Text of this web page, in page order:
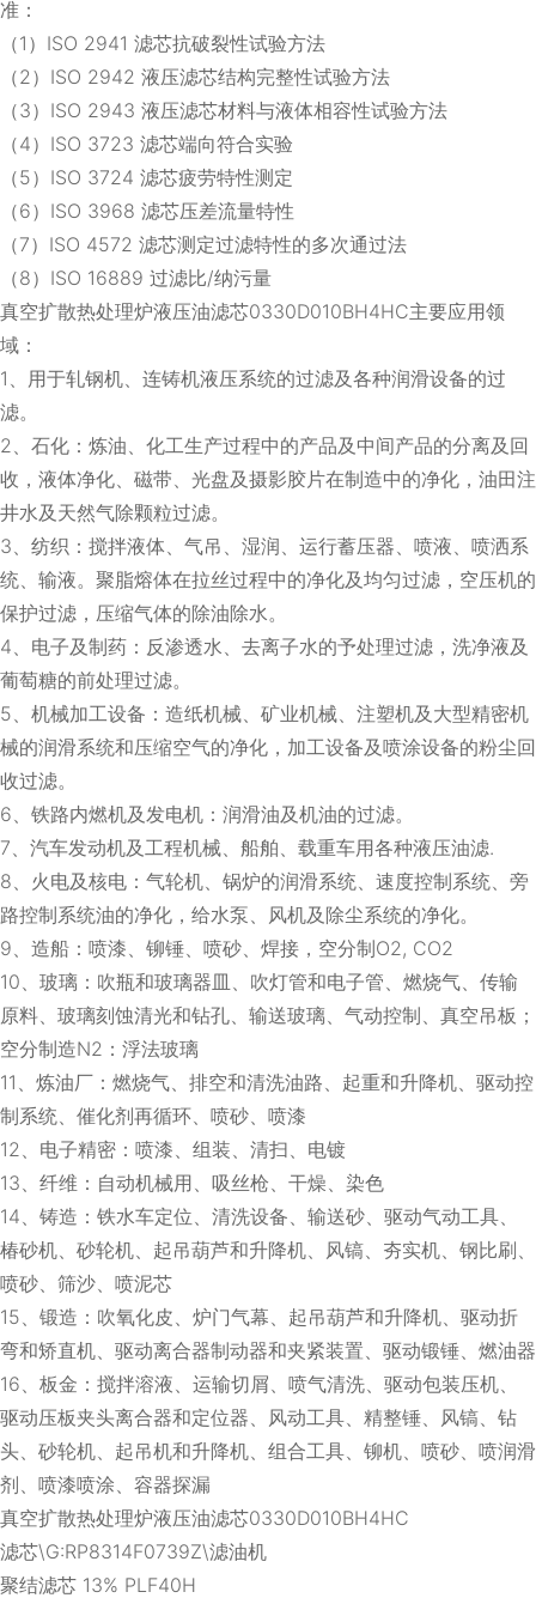
准：
（1）ISO 2941 滤芯抗破裂性试验方法
（2）ISO 2942 液压滤芯结构完整性试验方法
（3）ISO 2943 液压滤芯材料与液体相容性试验方法
（4）ISO 3723 滤芯端向符合实验
（5）ISO 3724 滤芯疲劳特性测定
（6）ISO 3968 滤芯压差流量特性
（7）ISO 4572 滤芯测定过滤特性的多次通过法
（8）ISO 16889 过滤比/纳污量
真空扩散热处理炉液压油滤芯0330D010BH4HC主要应用领
域：
1、用于轧钢机、连铸机液压系统的过滤及各种润滑设备的过
滤。
2、石化：炼油、化工生产过程中的产品及中间产品的分离及回
收，液体净化、磁带、光盘及摄影胶片在制造中的净化，油田注
井水及天然气除颗粒过滤。
3、纺织：搅拌液体、气吊、湿润、运行蓄压器、喷液、喷洒系
统、输液。聚脂熔体在拉丝过程中的净化及均匀过滤，空压机的
保护过滤，压缩气体的除油除水。
4、电子及制药：反渗透水、去离子水的予处理过滤，洗净液及
葡萄糖的前处理过滤。
5、机械加工设备：造纸机械、矿业机械、注塑机及大型精密机
械的润滑系统和压缩空气的净化，加工设备及喷涂设备的粉尘回
收过滤。
6、铁路内燃机及发电机：润滑油及机油的过滤。
7、汽车发动机及工程机械、船舶、载重车用各种液压油滤.
8、火电及核电：气轮机、锅炉的润滑系统、速度控制系统、旁
路控制系统油的净化，给水泵、风机及除尘系统的净化。
9、造船：喷漆、铆锤、喷砂、焊接，空分制O2, CO2
10、玻璃：吹瓶和玻璃器皿、吹灯管和电子管、燃烧气、传输
原料、玻璃刻蚀清光和钻孔、输送玻璃、气动控制、真空吊板；
空分制造N2：浮法玻璃
11、炼油厂：燃烧气、排空和清洗油路、起重和升降机、驱动控
制系统、催化剂再循环、喷砂、喷漆
12、电子精密：喷漆、组装、清扫、电镀
13、纤维：自动机械用、吸丝枪、干燥、染色
14、铸造：铁水车定位、清洗设备、输送砂、驱动气动工具、
椿砂机、砂轮机、起吊葫芦和升降机、风镐、夯实机、钢比刷、
喷砂、筛沙、喷泥芯
15、锻造：吹氧化皮、炉门气幕、起吊葫芦和升降机、驱动折
弯和矫直机、驱动离合器制动器和夹紧装置、驱动锻锤、燃油器
16、板金：搅拌溶液、运输切屑、喷气清洗、驱动包装压机、
驱动压板夹头离合器和定位器、风动工具、精整锤、风镐、钻
头、砂轮机、起吊机和升降机、组合工具、铆机、喷砂、喷润滑
剂、喷漆喷涂、容器探漏
真空扩散热处理炉液压油滤芯0330D010BH4HC
滤芯\G:RP8314F0739Z\滤油机
聚结滤芯 13% PLF40H